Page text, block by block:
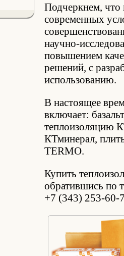
Подчеркнем, что
современных
научно-
повышением
решений, с
использованию.
В настоящее
включает:
теплоизоляцию
КТминерал,
TERMO.
Купить
обратившись по
+7 (343) 253-60-